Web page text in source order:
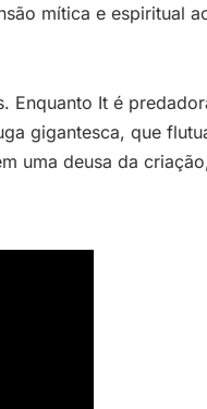
mítica e espiritual
Enquanto It é
gigantesca, que
uma deusa da